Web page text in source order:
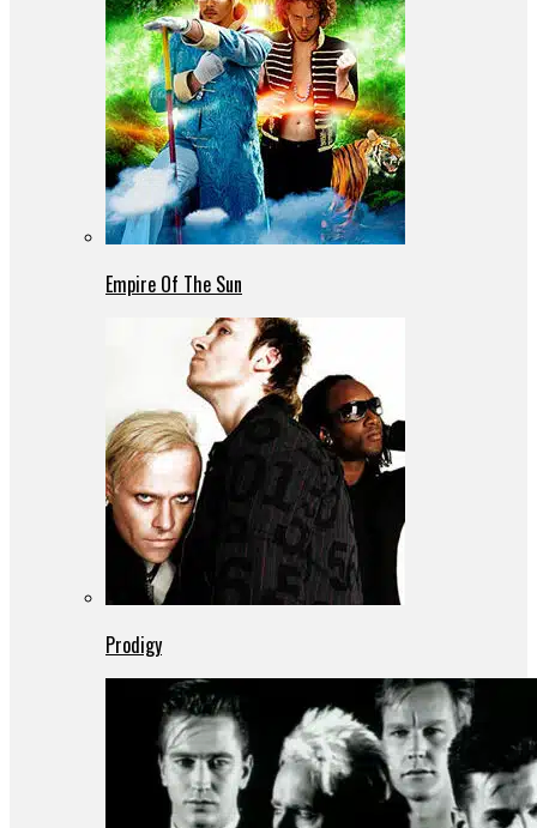
Empire Of The Sun
Prodigy